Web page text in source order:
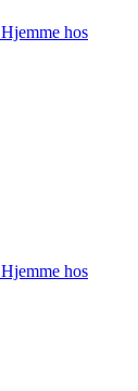
Hjemme hos
Hjemme hos